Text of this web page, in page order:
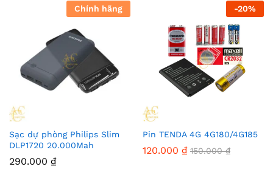
Chính hãng
Sạc dự phòng Philips Slim
DLP1720 20.000Mah
290.000 ₫
-20%
Pin TENDA 4G 4G180/4G185
120.000 ₫ 150.000₫